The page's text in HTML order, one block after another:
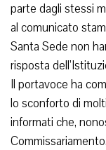
parte dagli stessi
al comunicato
Santa Sede non
risposta
Il portavoce ha
lo sconforto di
informati che,